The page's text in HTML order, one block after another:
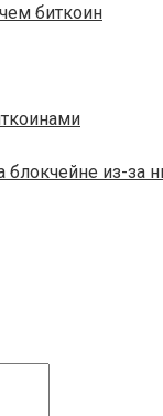
биткоин
из-за